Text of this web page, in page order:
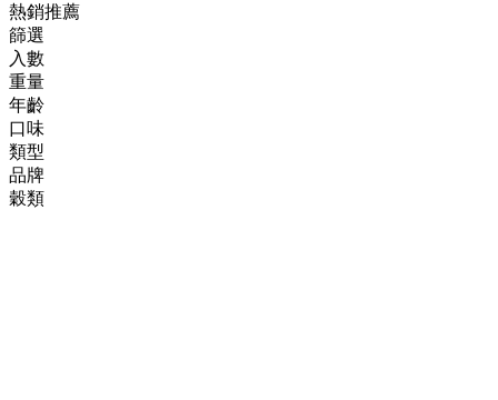
熱銷推薦
篩選
入數
重量
年齡
口味
類型
品牌
穀類